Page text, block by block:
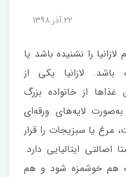
22 آذر 1398
را نشنیده باشد یا
لازانیا یکی از
از خانواده بزرگ
به‌صورت لایه‌های ورقه‌ای
یا سبزیجات را قرار
اصالتی ایتالیایی دارد.
که هم خوشمزه شود و هم